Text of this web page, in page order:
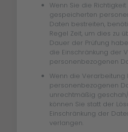
Wenn Sie die
gespeicherten
Daten bestreiten,
Regel Zeit, um dies zu
Dauer der Prüfung
die Einschränkung der
personenbezogenen
Wenn die Verarbeitung
personenbezogenen
unrechtmäßig
können Sie statt der
Einschränkung der
verlangen.